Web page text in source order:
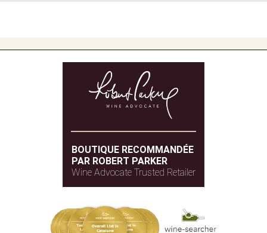
BOUTIQUE RECOMMANDÉE
PAR ROBERT PARKER
Wine Advocate Trusted Retailer